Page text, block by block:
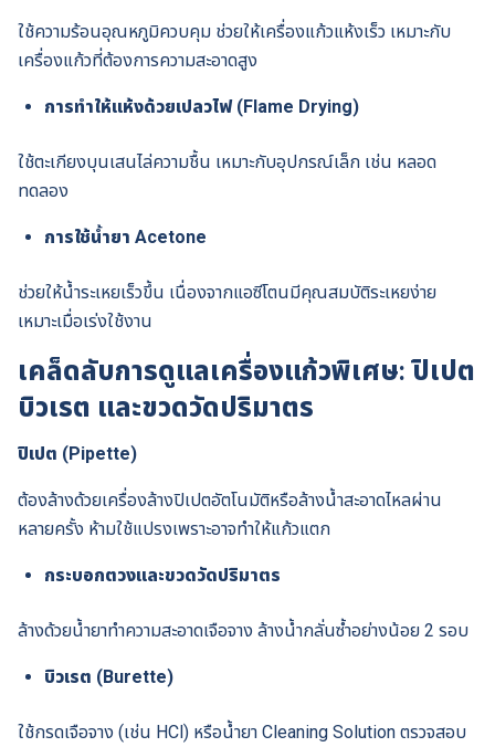
ใช้ความร้อนอุณหภูมิควบคุม ช่วยให้เครื่องแก้วแห้งเร็ว เหมาะกับ
เครื่องแก้วที่ต้องการความสะอาดสูง
การทำให้แห้งด้วยเปลวไฟ (Flame Drying)
ใช้ตะเกียงบุนเสนไล่ความชื้น เหมาะกับอุปกรณ์เล็ก เช่น หลอด
ทดลอง
การใช้น้ำยา Acetone
ช่วยให้น้ำระเหยเร็วขึ้น เนื่องจากแอซีโตนมีคุณสมบัติระเหยง่าย
เหมาะเมื่อเร่งใช้งาน
เคล็ดลับการดูแลเครื่องแก้วพิเศษ: ปิเปต
บิวเรต และขวดวัดปริมาตร
ปิเปต (Pipette)
ต้องล้างด้วยเครื่องล้างปิเปตอัตโนมัติหรือล้างน้ำสะอาดไหลผ่าน
หลายครั้ง ห้ามใช้แปรงเพราะอาจทำให้แก้วแตก
กระบอกตวงและขวดวัดปริมาตร
ล้างด้วยน้ำยาทำความสะอาดเจือจาง ล้างน้ำกลั่นซ้ำอย่างน้อย 2 รอบ
บิวเรต (Burette)
ใช้กรดเจือจาง (เช่น HCl) หรือน้ำยา Cleaning Solution ตรวจสอบ